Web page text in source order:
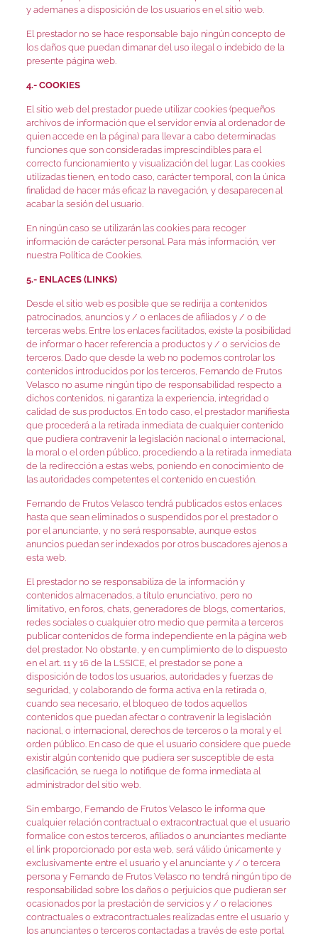
y ademanes a disposición de los usuarios en el sitio web.
El prestador no se hace responsable bajo ningún concepto de
los daños que puedan dimanar del uso ilegal o indebido de la
presente página web.
4.- COOKIES
El sitio web del prestador puede utilizar cookies (pequeños
archivos de información que el servidor envía al ordenador de
quien accede en la página) para llevar a cabo determinadas
funciones que son consideradas imprescindibles para el
correcto funcionamiento y visualización del lugar. Las cookies
utilizadas tienen, en todo caso, carácter temporal, con la única
finalidad de hacer más eficaz la navegación, y desaparecen al
acabar la sesión del usuario.
En ningún caso se utilizarán las cookies para recoger
información de carácter personal. Para más información, ver
nuestra Política de Cookies.
5.- ENLACES (LINKS)
Desde el sitio web es posible que se redirija a contenidos
patrocinados, anuncios y / o enlaces de afiliados y / o de
terceras webs. Entre los enlaces facilitados, existe la posibilidad
de informar o hacer referencia a productos y / o servicios de
terceros. Dado que desde la web no podemos controlar los
contenidos introducidos por los terceros, Fernando de Frutos
Velasco no asume ningún tipo de responsabilidad respecto a
dichos contenidos, ni garantiza la experiencia, integridad o
calidad de sus productos. En todo caso, el prestador manifiesta
que procederá a la retirada inmediata de cualquier contenido
que pudiera contravenir la legislación nacional o internacional,
la moral o el orden público, procediendo a la retirada inmediata
de la redirección a estas webs, poniendo en conocimiento de
las autoridades competentes el contenido en cuestión.
Fernando de Frutos Velasco tendrá publicados estos enlaces
hasta que sean eliminados o suspendidos por el prestador o
por el anunciante, y no será responsable, aunque estos
anuncios puedan ser indexados por otros buscadores ajenos a
esta web.
El prestador no se responsabiliza de la información y
contenidos almacenados, a título enunciativo, pero no
limitativo, en foros, chats, generadores de blogs, comentarios,
redes sociales o cualquier otro medio que permita a terceros
publicar contenidos de forma independiente en la página web
del prestador. No obstante, y en cumplimiento de lo dispuesto
en el art. 11 y 16 de la LSSICE, el prestador se pone a
disposición de todos los usuarios, autoridades y fuerzas de
seguridad, y colaborando de forma activa en la retirada o,
cuando sea necesario, el bloqueo de todos aquellos
contenidos que puedan afectar o contravenir la legislación
nacional, o internacional, derechos de terceros o la moral y el
orden público. En caso de que el usuario considere que puede
existir algún contenido que pudiera ser susceptible de esta
clasificación, se ruega lo notifique de forma inmediata al
administrador del sitio web.
Sin embargo, Fernando de Frutos Velasco le informa que
cualquier relación contractual o extracontractual que el usuario
formalice con estos terceros, afiliados o anunciantes mediante
el link proporcionado por esta web, será válido únicamente y
exclusivamente entre el usuario y el anunciante y / o tercera
persona y Fernando de Frutos Velasco no tendrá ningún tipo de
responsabilidad sobre los daños o perjuicios que pudieran ser
ocasionados por la prestación de servicios y / o relaciones
contractuales o extracontractuales realizadas entre el usuario y
los anunciantes o terceros contactadas a través de este portal